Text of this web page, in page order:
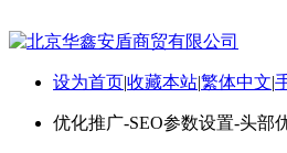
设为首页|收藏本站|繁体中文|
优化推广-SEO参数设置-头部